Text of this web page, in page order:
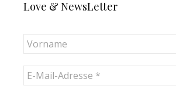
Love & NewsLetter